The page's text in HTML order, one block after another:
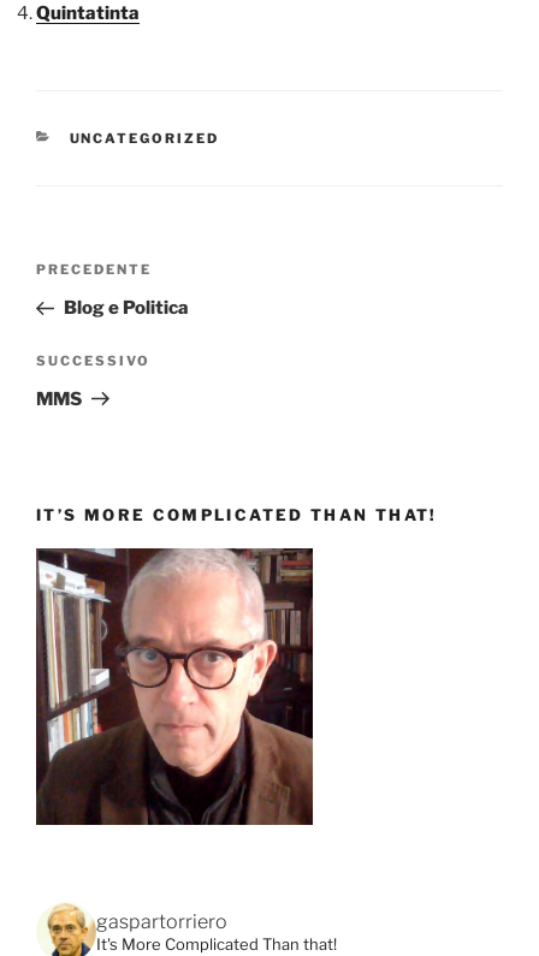
Quintatinta
CATEGORIE
UNCATEGORIZED
Navigazione
Articolo
precedente:
PRECEDENTE
Blog e Politica
Articolo
successivo
SUCCESSIVO
MMS
IT’S MORE COMPLICATED THAN THAT!
gaspartorriero
It's More Complicated Than that!